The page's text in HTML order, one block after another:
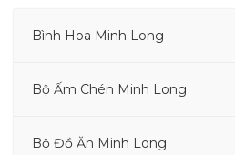
Bình Hoa Minh Long
–
Bộ Ấm Chén Minh Long
–
Bộ Đồ Ăn Minh Long
–